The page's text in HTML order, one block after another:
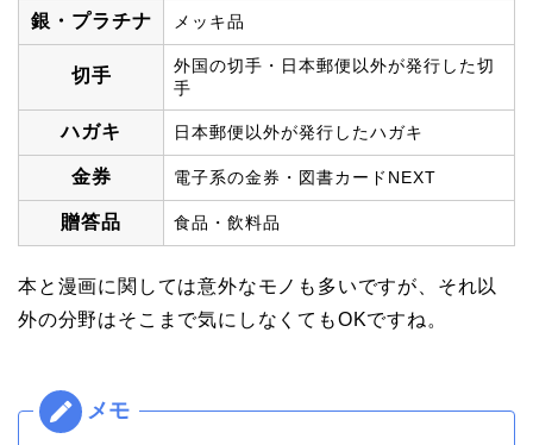
銀・プラチナ メッキ品
切手
外国の切手・日本郵便以外が発行した切
手
ハガキ 日本郵便以外が発行したハガキ
金券 電子系の金券・図書カードNEXT
贈答品 食品・飲料品
本と漫画に関しては意外なモノも多いですが、それ以
外の分野はそこまで気にしなくてもOKですね。